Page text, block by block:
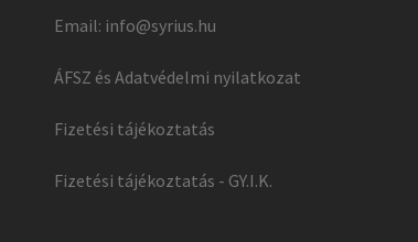
Email: info@syrius.hu
ÁFSZ és Adatvédelmi nyilatkozat
Fizetési tájékoztatás
Fizetési tájékoztatás - GY.I.K.